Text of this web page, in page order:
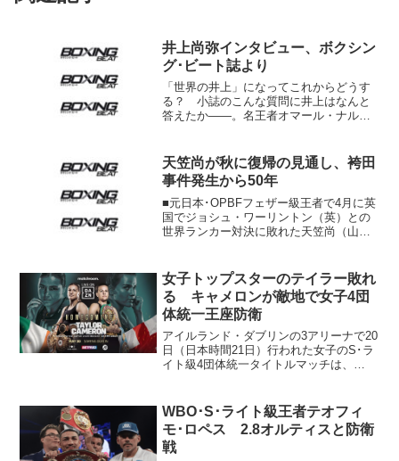
井上尚弥インタビュー、ボクシン
グ･ビート誌より
「世界の井上」になってこれからどうす
る？ 小誌のこんな質問に井上はなんと
答えたか――。名王者オマール・ナルバ
が、現在発売中の「ボクシング･ビート」
3月号で大いに語って...
天笠尚が秋に復帰の見通し、袴田
事件発生から50年
■元日本･OPBFフェザー級王者で4月に英
国でジョシュ・ワーリントン（英）との
世界ランカー対決に敗れた天笠尚（山上
けたワーリントンとの一戦に進退をかけ
て臨んだ天笠...
女子トップスターのテイラー敗れ
る キャメロンが敵地で女子4団
体統一王座防衛
アイルランド・ダブリンの3アリーナで20
日（日本時間21日）行われた女子のS･ラ
イト級4団体統一タイトルマッチは、
者でライト級4団体統一チャンピオンに君
臨する...
WBO･S･ライト級王者テオフィ
モ･ロペス 2.8オルティスと防衛
戦